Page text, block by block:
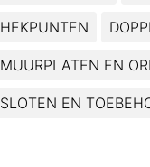
HEKPUNTEN
MUURPLATEN EN
SLOTEN EN